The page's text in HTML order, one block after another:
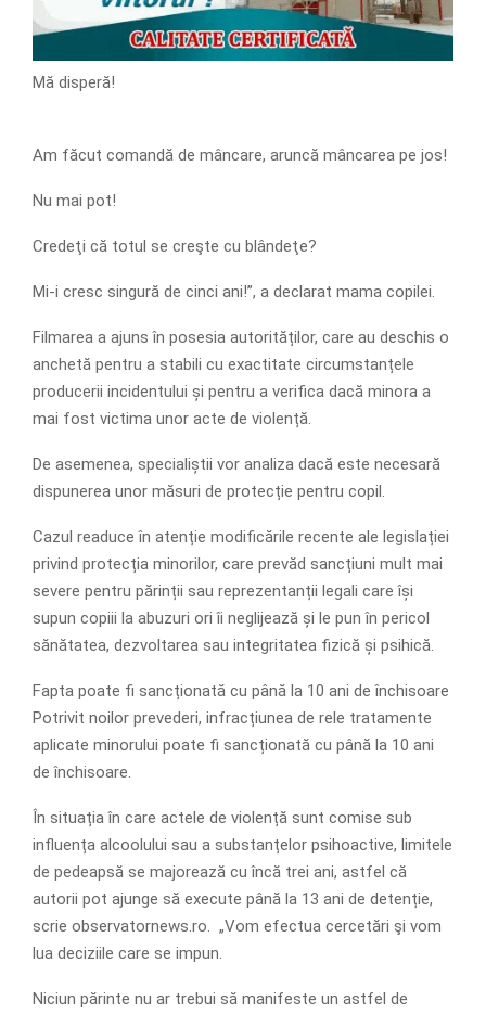
Mă disperă!
Am făcut comandă de mâncare, aruncă mâncarea pe jos!
Nu mai pot!
Credeţi că totul se creşte cu blândeţe?
Mi-i cresc singură de cinci ani!”, a declarat mama copilei.
Filmarea a ajuns în posesia autorităților, care au deschis o
anchetă pentru a stabili cu exactitate circumstanțele
producerii incidentului și pentru a verifica dacă minora a
mai fost victima unor acte de violență.
De asemenea, specialiștii vor analiza dacă este necesară
dispunerea unor măsuri de protecție pentru copil.
Cazul readuce în atenție modificările recente ale legislației
privind protecția minorilor, care prevăd sancțiuni mult mai
severe pentru părinții sau reprezentanții legali care își
supun copiii la abuzuri ori îi neglijează și le pun în pericol
sănătatea, dezvoltarea sau integritatea fizică și psihică.
Fapta poate fi sancționată cu până la 10 ani de închisoare
Potrivit noilor prevederi, infracțiunea de rele tratamente
aplicate minorului poate fi sancționată cu până la 10 ani
de închisoare.
În situația în care actele de violență sunt comise sub
influența alcoolului sau a substanțelor psihoactive, limitele
de pedeapsă se majorează cu încă trei ani, astfel că
autorii pot ajunge să execute până la 13 ani de detenție,
scrie observatornews.ro. „Vom efectua cercetări şi vom
lua deciziile care se impun.
Niciun părinte nu ar trebui să manifeste un astfel de